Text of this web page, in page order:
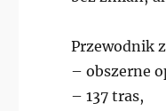
Przewodnik
– obszerne
– 137 tras,